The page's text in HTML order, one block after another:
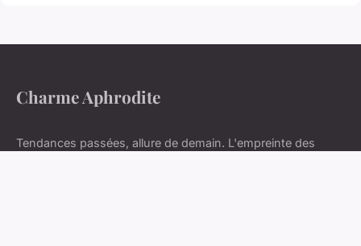
Charme Aphrodite
Tendances passées, allure de demain. L'empreinte des